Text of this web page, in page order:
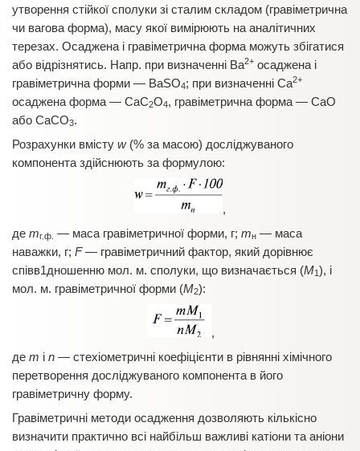
утворення стійкої сполуки зі сталим складом (гравіметрична
чи вагова форма), масу якої вимірюють на аналітичних
терезах. Осаджена і гравіметрична форма можуть збігатися
або відрізнятись. Напр. при визначенні Ва2+ осаджена і
гравіметрична форми — BaSO4; при визначенні Са2+
осаджена форма — СаС2О4, гравіметрична форма — СаО
або СаСО3.
Розрахунки вмісту w(% за масою) досліджуваного
компонента здійснюють за формулою:
,
де mг.ф. — маса гравіметричної форми, г; mн — маса
наважки, г; F— гравіметричний фактор, який дорівнює
співв1дношенню мол. м. сполуки, що визначається (М1 ), і
мол. м. гравіметричної форми (М2):
,
де m і n — стехіометричні коефіцієнти в рівнянні хімічного
перетворення досліджуваного компонента в його
гравіметричну форму.
Гравіметричні методи осадження дозволяють кількісно
визначити практично всі найбільш важливі катіони та аніони